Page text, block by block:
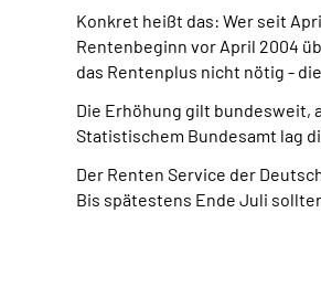
Konkret heißt das: Wer seit
Rentenbeginn vor April 2004
das Rentenplus nicht nötig -
Die Erhöhung gilt bundesweit,
Statistischem Bundesamt lag
Der Renten Service der
Bis spätestens Ende Juli